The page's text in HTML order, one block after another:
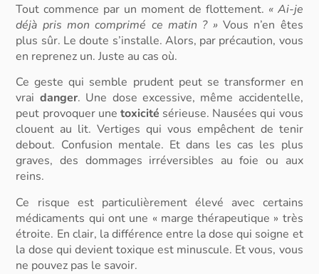
Tout commence par un moment de flottement. « Ai-je
déjà pris mon comprimé ce matin ? »Vous n’en êtes
plus sûr. Le doute s’installe. Alors, par précaution, vous
en reprenez un. Juste au cas où.
Ce geste qui semble prudent peut se transformer en
vrai danger. Une dose excessive, même accidentelle,
peut provoquer une toxicité sérieuse. Nausées qui vous
clouent au lit. Vertiges qui vous empêchent de tenir
debout. Confusion mentale. Et dans les cas les plus
graves, des dommages irréversibles au foie ou aux
reins.
Ce risque est particulièrement élevé avec certains
médicaments qui ont une « marge thérapeutique » très
étroite. En clair, la différence entre la dose qui soigne et
la dose qui devient toxique est minuscule. Et vous, vous
ne pouvez pas le savoir.